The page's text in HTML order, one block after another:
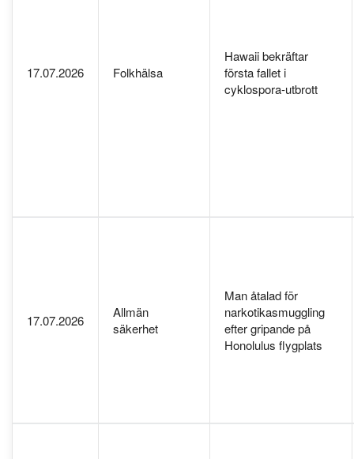
17.07.2026 Folkhälsa
Hawaii bekräftar
första fallet i
cyklospora-utbrott
17.07.2026
Allmän
säkerhet
Man åtalad för
narkotikasmuggling
efter gripande på
Honolulus flygplats